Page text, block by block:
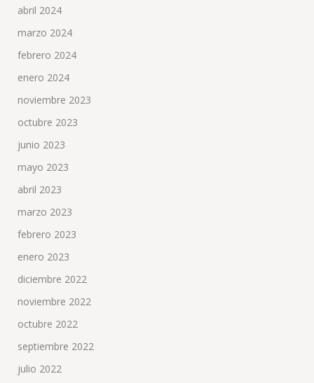
abril 2024
marzo 2024
febrero 2024
enero 2024
noviembre 2023
octubre 2023
junio 2023
mayo 2023
abril 2023
marzo 2023
febrero 2023
enero 2023
diciembre 2022
noviembre 2022
octubre 2022
septiembre 2022
julio 2022